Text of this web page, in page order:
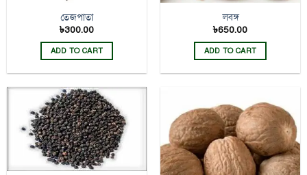
তেজপাতা
৳300.00
ADD TO CART
লবঙ্গ
৳650.00
ADD TO CART